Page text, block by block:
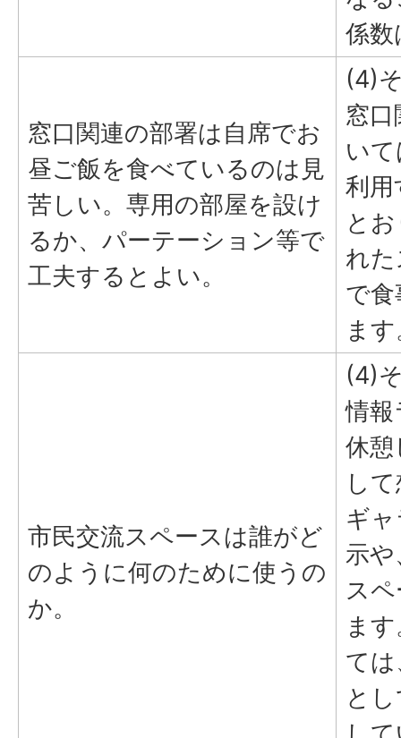
係
窓口関連の部署は自席でお
昼ご飯を食べているのは見
苦しい。専用の部屋を設け
るか、パーテーション等で
工夫するとよい。
(4)
窓
い
利
と
れ
で
ま
市民交流スペースは誰がど
のように何のために使うの
か。
(4)
情報
休
し
ギ
示
ス
ま
て
と